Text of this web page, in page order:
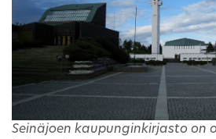
Seinäjoen kaupunginkirjasto on